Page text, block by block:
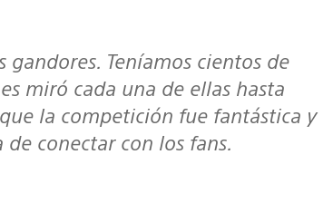
miró cada una de ellas hasta
la competición fue fantástica y
conectar con los fans.